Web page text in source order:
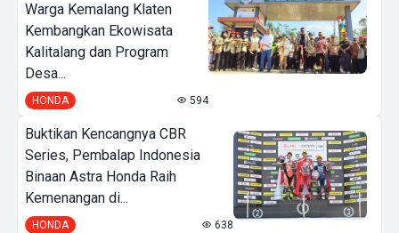
Warga Kemalang Klaten
Kembangkan Ekowisata
Kalitalang dan Program
Desa...
HONDA 594
Buktikan Kencangnya CBR
Series, Pembalap Indonesia
Binaan Astra Honda Raih
Kemenangan di...
HONDA 638